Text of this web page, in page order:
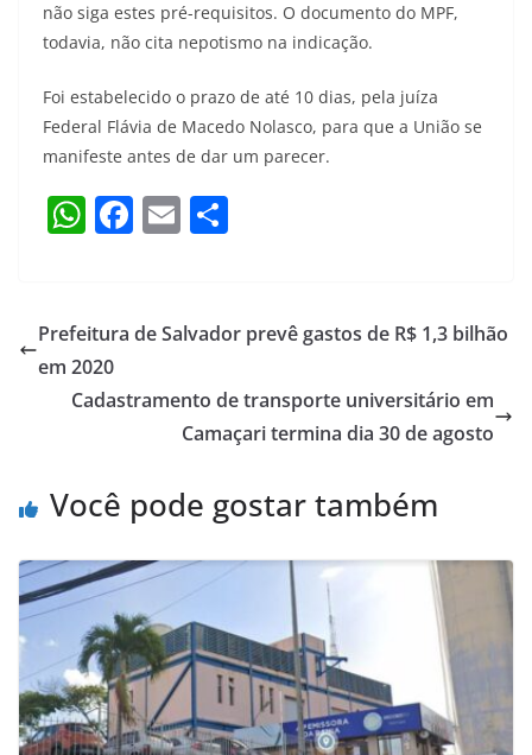
não siga estes pré-requisitos. O documento do MPF,
todavia, não cita nepotismo na indicação.
Foi estabelecido o prazo de até 10 dias, pela juíza
Federal Flávia de Macedo Nolasco, para que a União se
manifeste antes de dar um parecer.
W
s
A
p
F
e
o
E
l e
Prefeitura de Salvador prevê gastos de R$ 1,3 bilhão
em 2020
Cadastramento de transporte universitário em
Camaçari termina dia 30 de agosto
Você pode gostar também